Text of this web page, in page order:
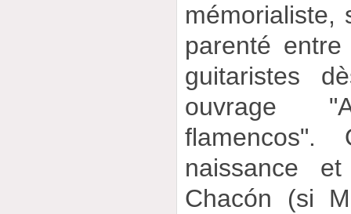
mémorialiste,
parenté
guitaristes
ouvrage
naissance
Chacón (si